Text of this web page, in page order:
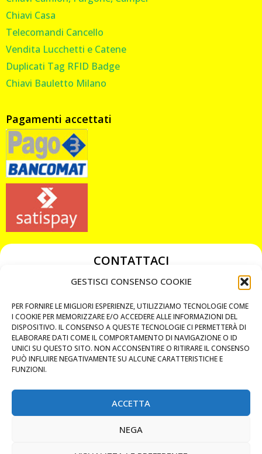
GESTISCI CONSENSO COOKIE
PER FORNIRE LE MIGLIORI ESPERIENZE, UTILIZZIAMO TECNOLOGIE COME
I COOKIE PER MEMORIZZARE E/O ACCEDERE ALLE INFORMAZIONI DEL
DISPOSITIVO. IL CONSENSO A QUESTE TECNOLOGIE CI PERMETTERÀ DI
ELABORARE DATI COME IL COMPORTAMENTO DI NAVIGAZIONE O ID
UNICI SU QUESTO SITO. NON ACCONSENTIRE O RITIRARE IL CONSENSO
PUÒ INFLUIRE NEGATIVAMENTE SU ALCUNE CARATTERISTICHE E
FUNZIONI.
ACCETTA
NEGA
Chiavi Casa
Telecomandi Cancello
Vendita Lucchetti e Catene
Duplicati Tag RFID Badge
Chiavi Bauletto Milano
Pagamenti accettati
CONTATTACI
349 3863811
chiavicodificate@gmail.com
Privacy Policy
Cookie Policy
MAPS
CHIAMA ORA